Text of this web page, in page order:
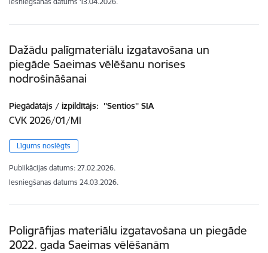
Dažādu palīgmateriālu izgatavošana un
piegāde Saeimas vēlēšanu norises
nodrošināšanai
Piegādātājs / izpildītājs: ''Sentios'' SIA
CVK 2026/01/MI
Līgums noslēgts
Publikācijas datums: 27.02.2026.
Iesniegšanas datums 24.03.2026.
Poligrāfijas materiālu izgatavošana un piegāde
2022. gada Saeimas vēlēšanām